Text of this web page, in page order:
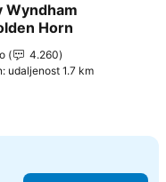
u favorite
Wyndham
Horn
4.260
udaljenost 1.7 km